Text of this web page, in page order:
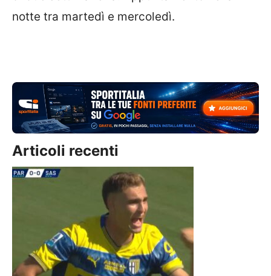
notte tra martedì e mercoledì.
Articoli recenti